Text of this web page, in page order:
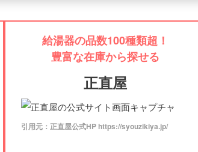
給湯器の品数100種類超！
豊富な在庫から探せる
正直屋
引用元：正直屋公式HP https://syouzikiya.jp/